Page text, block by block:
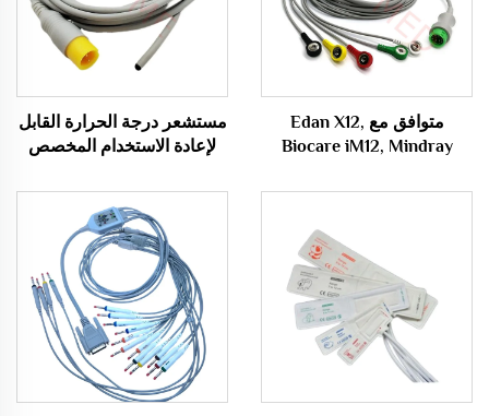
متوافق مع Edan X12,
Biocare iM12, Mindray
IMEC/UMEC كابل ECG ذو
وحدة واحدة
مستشعر درجة الحرارة القابل
لإعادة الاستخدام المخصص
Comen والمطلوب بشدة